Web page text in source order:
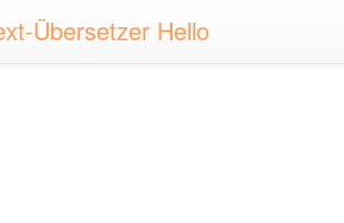
Übersetzer Hello